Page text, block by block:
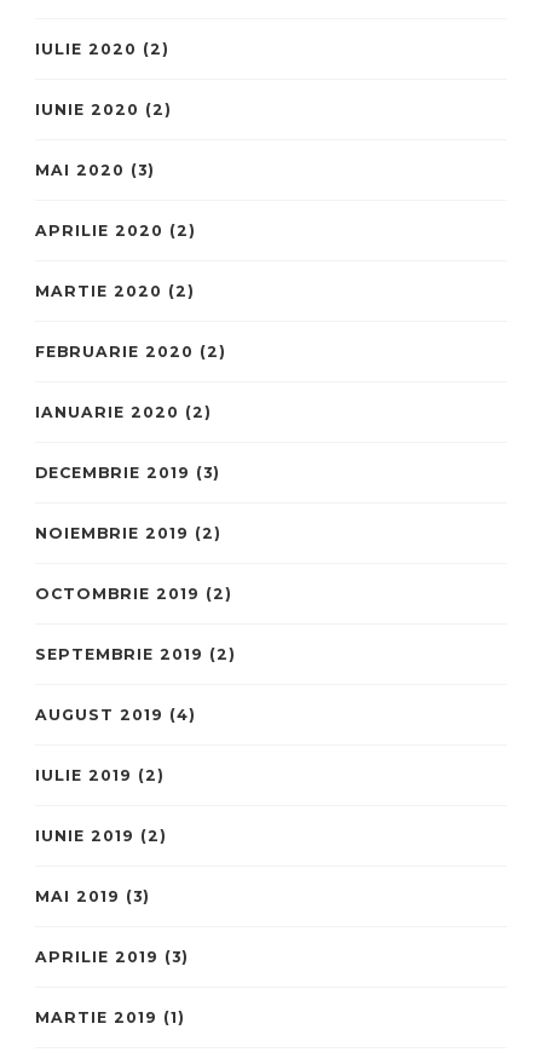
IULIE 2020 (2)
IUNIE 2020 (2)
MAI 2020 (3)
APRILIE 2020 (2)
MARTIE 2020 (2)
FEBRUARIE 2020 (2)
IANUARIE 2020 (2)
DECEMBRIE 2019 (3)
NOIEMBRIE 2019 (2)
OCTOMBRIE 2019 (2)
SEPTEMBRIE 2019 (2)
AUGUST 2019 (4)
IULIE 2019 (2)
IUNIE 2019 (2)
MAI 2019 (3)
APRILIE 2019 (3)
MARTIE 2019 (1)